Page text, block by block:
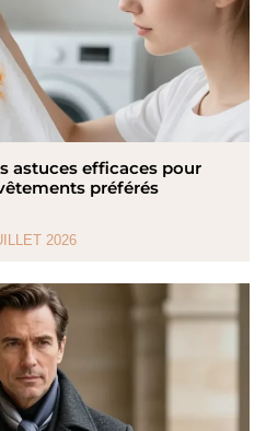
astuces efficaces pour
préférés
2026